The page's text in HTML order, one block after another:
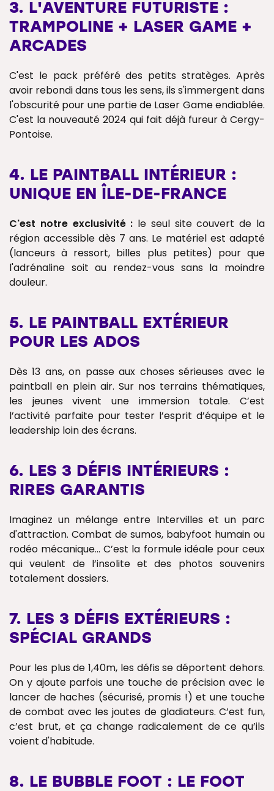
3. L'AVENTURE FUTURISTE :
TRAMPOLINE + LASER GAME +
ARCADES
C'est le pack préféré des petits stratèges. Après
avoir rebondi dans tous les sens, ils s'immergent dans
l'obscurité pour une partie de Laser Game endiablée.
C'est la nouveauté 2024 qui fait déjà fureur à Cergy-
Pontoise.
4. LE PAINTBALL INTÉRIEUR :
UNIQUE EN ÎLE-DE-FRANCE
C'est notre exclusivité : le seul site couvert de la
région accessible dès 7 ans. Le matériel est adapté
(lanceurs à ressort, billes plus petites) pour que
l'adrénaline soit au rendez-vous sans la moindre
douleur.
5. LE PAINTBALL EXTÉRIEUR
POUR LES ADOS
Dès 13 ans, on passe aux choses sérieuses avec le
paintball en plein air. Sur nos terrains thématiques,
les jeunes vivent une immersion totale. C’est
l’activité parfaite pour tester l’esprit d’équipe et le
leadership loin des écrans.
6. LES 3 DÉFIS INTÉRIEURS :
RIRES GARANTIS
Imaginez un mélange entre Intervilles et un parc
d'attraction. Combat de sumos, babyfoot humain ou
rodéo mécanique... C’est la formule idéale pour ceux
qui veulent de l’insolite et des photos souvenirs
totalement dossiers.
7. LES 3 DÉFIS EXTÉRIEURS :
SPÉCIAL GRANDS
Pour les plus de 1,40m, les défis se déportent dehors.
On y ajoute parfois une touche de précision avec le
lancer de haches (sécurisé, promis !) et une touche
de combat avec les joutes de gladiateurs. C’est fun,
c’est brut, et ça change radicalement de ce qu’ils
voient d'habitude.
8. LE BUBBLE FOOT : LE FOOT